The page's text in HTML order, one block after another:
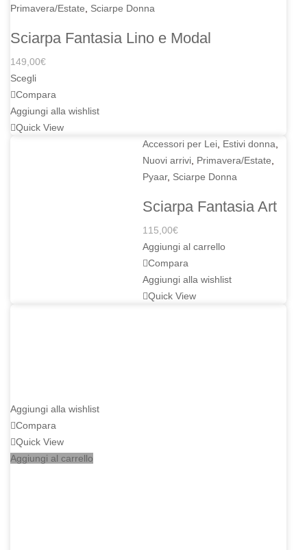
Primavera/Estate
Sciarpe Donna
Sciarpa Fantasia Lino e Modal
149,00€
Scegli
Compara
Aggiungi alla wishlist
Quick View
Aggiungi alla wishlist
Compara
Quick View
Aggiungi al carrello
Accessori per Lei Estivi donna
Nuovi arrivi Primavera/Estate
Pyaar, Sciarpe Donna
Sciarpa Fantasia Art
115,00€
Aggiungi al carrello
Compara
Aggiungi alla wishlist
Quick View